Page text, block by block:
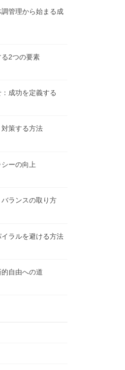
管理から始まる成
2つの要素
成功を定義する
策する方法
ーの向上
ランスの取り方
ラルを避ける方法
自由への道